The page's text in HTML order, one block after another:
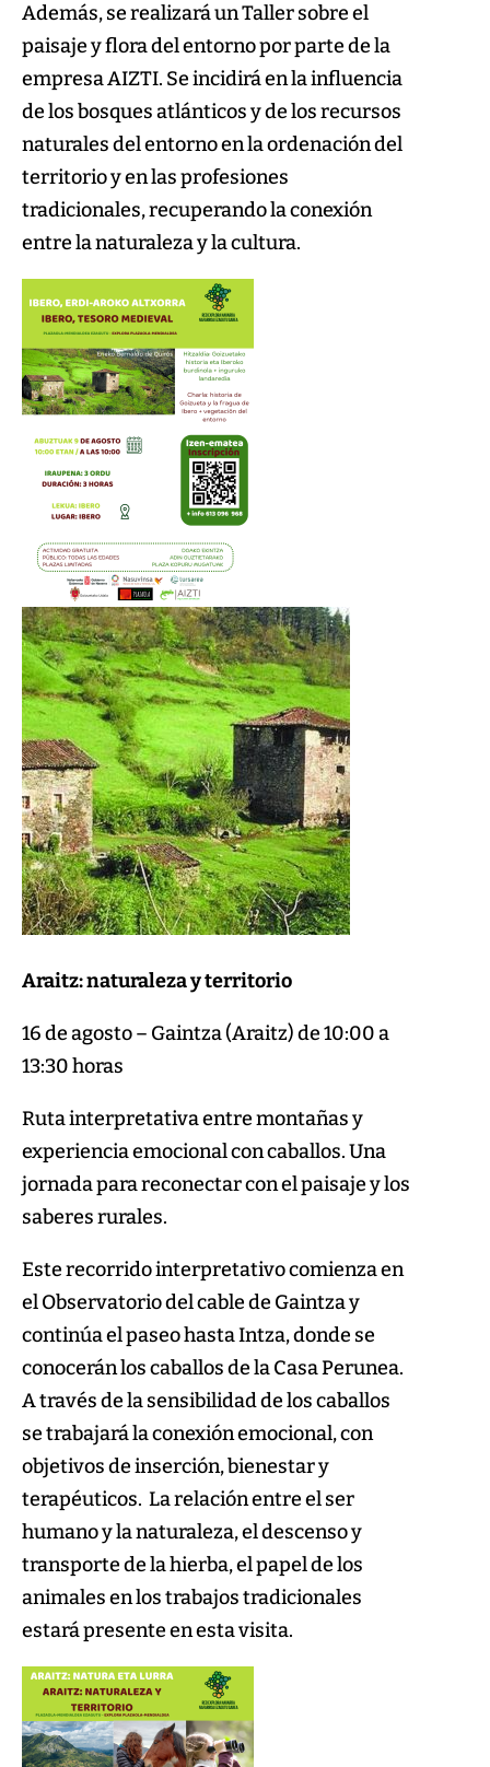
Además, se realizará un Taller sobre el
paisaje y flora del entorno por parte de la
empresa AIZTI. Se incidirá en la influencia
de los bosques atlánticos y de los recursos
naturales del entorno en la ordenación del
territorio y en las profesiones
tradicionales, recuperando la conexión
entre la naturaleza y la cultura.
Araitz: naturaleza y territorio
16 de agosto – Gaintza (Araitz) de 10:00 a
13:30 horas
Ruta interpretativa entre montañas y
experiencia emocional con caballos. Una
jornada para reconectar con el paisaje y los
saberes rurales.
Este recorrido interpretativo comienza en
el Observatorio del cable de Gaintza y
continúa el paseo hasta Intza, donde se
conocerán los caballos de la Casa Perunea.
A través de la sensibilidad de los caballos
se trabajará la conexión emocional, con
objetivos de inserción, bienestar y
terapéuticos. La relación entre el ser
humano y la naturaleza, el descenso y
transporte de la hierba, el papel de los
animales en los trabajos tradicionales
estará presente en esta visita.